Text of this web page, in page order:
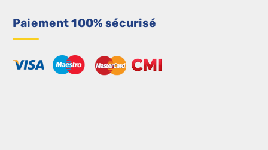
Paiement 100% sécurisé